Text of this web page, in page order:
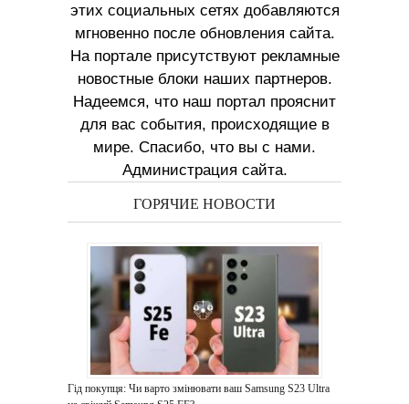
этих социальных сетях добавляются
мгновенно после обновления сайта.
На портале присутствуют рекламные
новостные блоки наших партнеров.
Надеемся, что наш портал прояснит
для вас события, происходящие в
мире. Спасибо, что вы с нами.
Администрация сайта.
ГОРЯЧИЕ НОВОСТИ
Гід покупця: Чи варто змінювати ваш Samsung S23 Ultra